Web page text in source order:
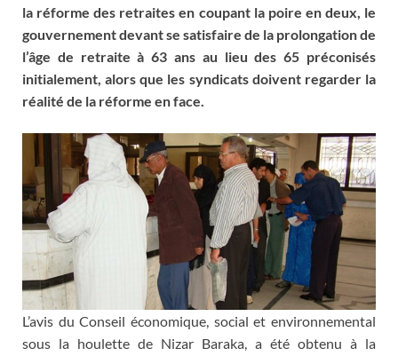
la réforme des retraites en coupant la poire en deux, le
gouvernement devant se satisfaire de la prolongation de
l’âge de retraite à 63 ans au lieu des 65 préconisés
initialement, alors que les syndicats doivent regarder la
réalité de la réforme en face.
L’avis du Conseil économique, social et environnemental
sous la houlette de Nizar Baraka, a été obtenu à la